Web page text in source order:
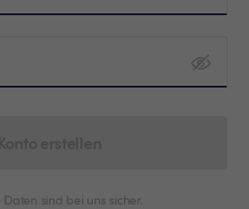
Daten sind bei uns sicher.